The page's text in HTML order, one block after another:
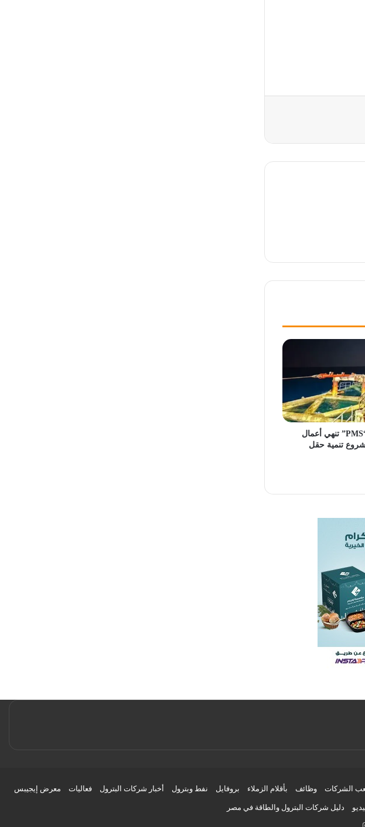
إنجاز بحري جديد.. “PMS” تنهي أعمال
تنمية حقل
الشركات وظائف بأقلام الزملاء بروفايل نفط وبترول أخبار شركات البترول فعاليات معرض إيجيبس
دليل شركات البترول والطاقة في مصر
انستقرام